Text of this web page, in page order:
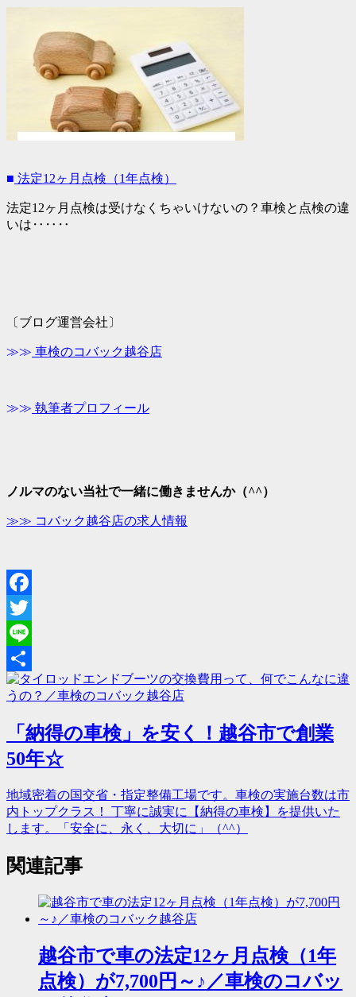
■ 法定12ヶ月点検（1年点検）
法定12ヶ月点検は受けなくちゃいけないの？車検と点検の違
いは‥‥‥
〔ブログ運営会社〕
≫≫ 車検のコバック越谷店
≫≫ 執筆者プロフィール
ノルマのない当社で一緒に働きませんか（^^）
≫≫ コバック越谷店の求人情報
Facebook
Twitter
Line
共
「納得の車検」を安く！越谷市で創業
50年☆
地域密着の国交省・指定整備工場です。車検の実施台数は市
内トップクラス！ 丁寧に誠実に【納得の車検】を提供いた
します。「安全に、永く、大切に」（^^）
関連記事
越谷市で車の法定12ヶ月点検（1年
点検）が7,700円～♪／車検のコバッ